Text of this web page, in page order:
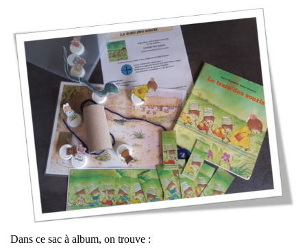
Dans ce sac à album, on trouve :